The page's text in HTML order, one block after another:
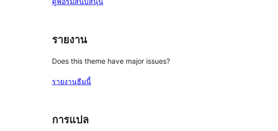
รายงาน
Does this theme have major issues?
รายงานธีมนี้
การแปล